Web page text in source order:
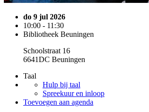
do 9 jul 2026
10:00 - 11:30
Bibliotheek Beuningen
Schoolstraat 16
6641DC Beuningen
Taal
Hulp bij taal
Spreekuur en inloop
Toevoegen aan agenda